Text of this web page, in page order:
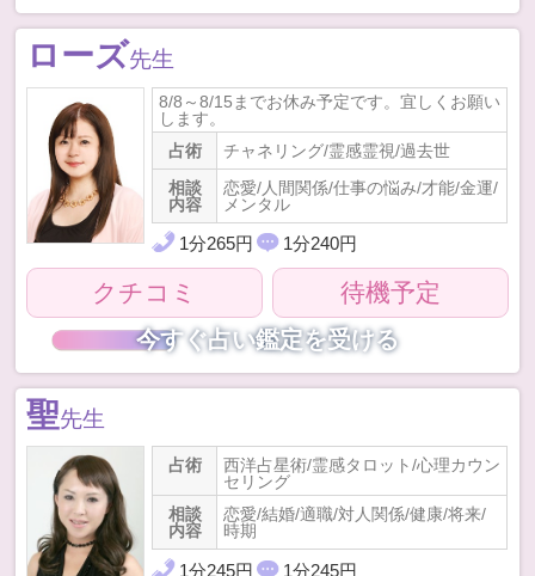
ローズ先生
8/8～8/15までお休み予定です。宜しくお願い
します。
占術
チャネリング/霊感霊視/過去世
相談
内容
恋愛/人間関係/仕事の悩み/才能/金運/
メンタル
1分265円 1分240円
クチコミ 待機予定
今すぐ占い鑑定を受ける
聖先生
占術
西洋占星術/霊感タロット/心理カウン
セリング
相談
内容
恋愛/結婚/適職/対人関係/健康/将来/
時期
1分245円 1分245円